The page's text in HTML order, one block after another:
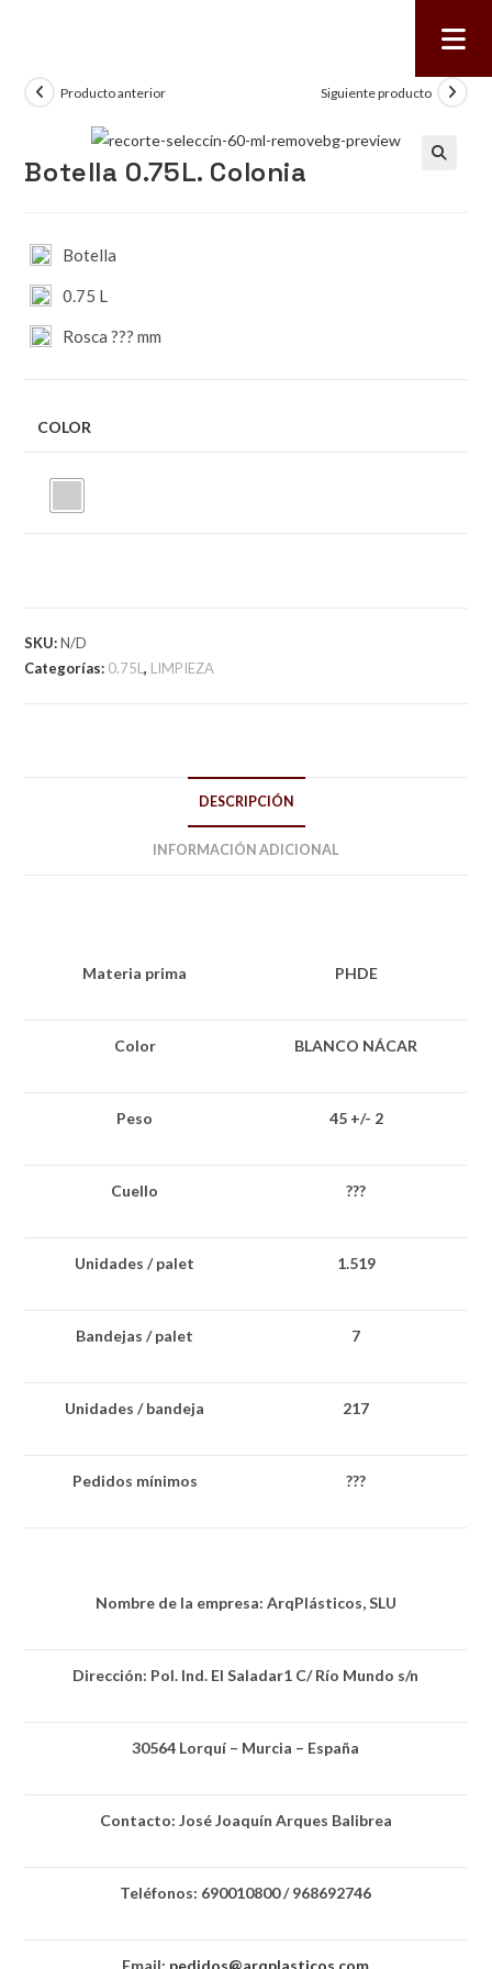
Producto anterior Siguiente producto
Botella 0.75L. Colonia
Botella
0.75 L
Rosca ??? mm
COLOR
SKU:N/D
Categorías: 0.75L, LIMPIEZA
DESCRIPCIÓN
INFORMACIÓN ADICIONAL
Materia prima PHDE
Color BLANCO NÁCAR
Peso 45 +/- 2
Cuello ???
Unidades / palet 1.519
Bandejas / palet 7
Unidades / bandeja 217
Pedidos mínimos ???
Nombre de la empresa: ArqPlásticos, SLU
Dirección: Pol. Ind. El Saladar1 C/ Río Mundo s/n
30564 Lorquí – Murcia – España
Contacto: José Joaquín Arques Balibrea
Teléfonos: 690010800 / 968692746
Email: pedidos@arqplasticos.com